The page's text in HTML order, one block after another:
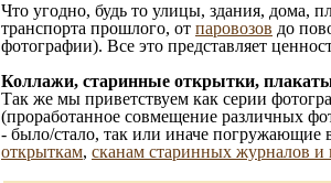
Что угодно, будь то улицы, здания, дома,
транспорта прошлого, от паровозов до
фотографии). Все это представляет
Коллажи, старинные открытки,
Так же мы приветствуем как серии
(проработанное совмещение различных
- было/стало, так или иначе погружающие
открыткам, сканам старинных журналов и